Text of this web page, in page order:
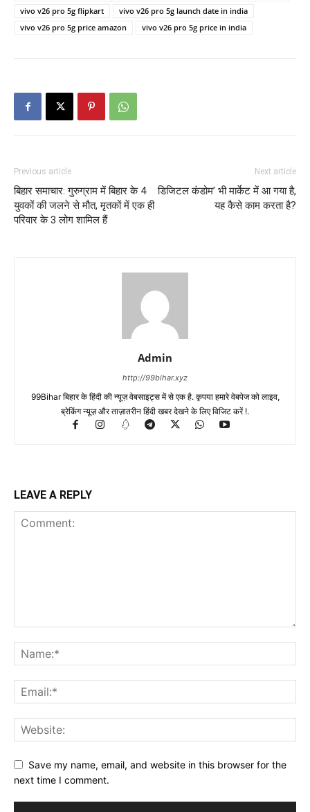
vivo v26 pro 5g flipkart
vivo v26 pro 5g launch date in india
vivo v26 pro 5g price amazon
vivo v26 pro 5g price in india
Previous article
बिहार समाचार: गुरुग्राम में बिहार के 4
युवकों की जलने से मौत, मृतकों में एक ही
परिवार के 3 लोग शामिल हैं
Next article
डिजिटल कंडोम’ भी मार्केट में आ गया है,
यह कैसे काम करता है?
Admin
http://99bihar.xyz
99Bihar बिहार के हिंदी की न्यूज़ वेबसाइट्स में से एक है. कृपया हमारे वेबपेज को लाइव,
ब्रेकिंग न्यूज़ और ताज़ातरीन हिंदी खबर देखने के लिए विजिट करें !.
LEAVE A REPLY
Save my name, email, and website in this browser for the
next time I comment.